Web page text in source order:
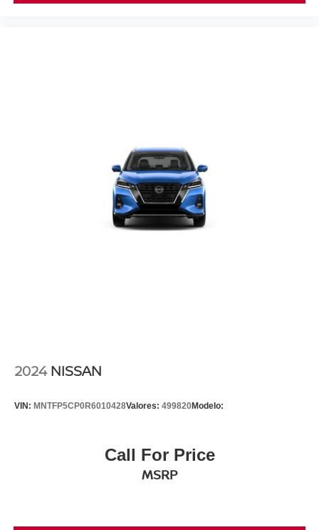
2024 NISSAN
VIN: MNTFP5CP0R6010428Valores: 499820Modelo:
Call For Price
MSRP